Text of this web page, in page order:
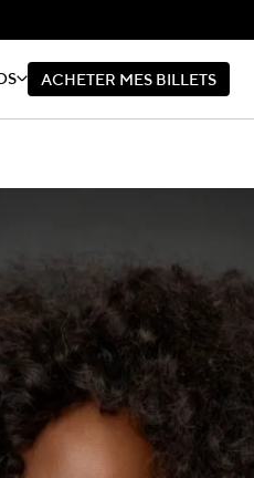
AC H ET ER M ES B LLET S
ACHETER MES BILLETS